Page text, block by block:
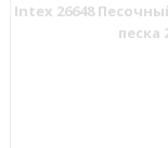
Intex 26648
песка